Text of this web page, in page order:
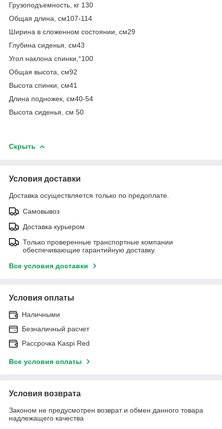
Грузоподъемность, кг 130
Общая длина, см107-114
Ширина в сложенном состоянии, см29
Глубина сиденья, cм43
Угол наклона спинки,°100
Общая высота, см92
Высота спинки, см41
Длина подножек, см40-54
Высота сиденья, см 50
Скрыть
Условия доставки
Доставка осуществляется только по предоплате.
Самовывоз
Доставка курьером
Только проверенные транспортные компании
обеспечивающие гарантийную доставку.
Все условия доставки
Условия оплаты
Наличными
Безналичный расчет
Рассрочка Kaspi Red
Все условия оплаты
Условия возврата
Законом не предусмотрен возврат и обмен данного товара
надлежащего качества